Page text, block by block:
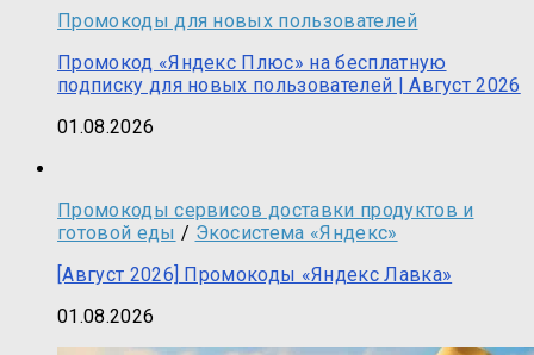
Промокоды для новых пользователей
Промокод «Яндекс Плюс» на бесплатную
подписку для новых пользователей | Август 2026
01.08.2026
Промокоды сервисов доставки продуктов и
готовой еды / Экосистема «Яндекс»
[Август 2026] Промокоды «Яндекс Лавка»
01.08.2026